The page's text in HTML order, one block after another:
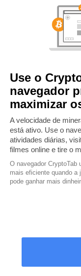
Use o
navegador
maximizar
A velocidade de
está ativo. Use o
atividades diárias,
filmes online e tire o
O navegador CryptoTab
mais eficiente quando a
pode ganhar mais